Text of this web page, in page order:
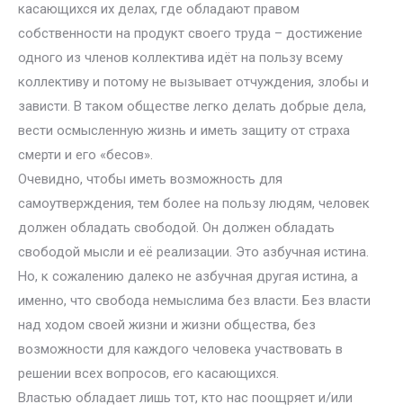
касающихся их делах, где обладают правом
собственности на продукт своего труда – достижение
одного из членов коллектива идёт на пользу всему
коллективу и потому не вызывает отчуждения, злобы и
зависти. В таком обществе легко делать добрые дела,
вести осмысленную жизнь и иметь защиту от страха
смерти и его «бесов».
Очевидно, чтобы иметь возможность для
самоутверждения, тем более на пользу людям, человек
должен обладать свободой. Он должен обладать
свободой мысли и её реализации. Это азбучная истина.
Но, к сожалению далеко не азбучная другая истина, а
именно, что свобода немыслима без власти. Без власти
над ходом своей жизни и жизни общества, без
возможности для каждого человека участвовать в
решении всех вопросов, его касающихся.
Властью обладает лишь тот, кто нас поощряет и/или